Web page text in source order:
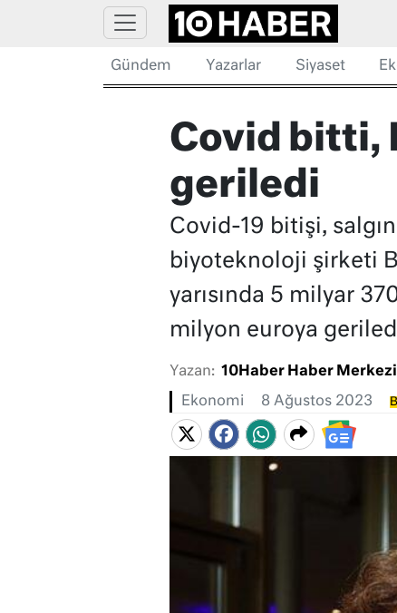
Gündem Yazarlar Siyaset
Covid bitti,
geriledi
Covid-19 bitişi,
biyoteknoloji şirketi
yarısında 5 milyar
milyon euroya
Yazan: 10Haber Haber Merkezi
Ekonomi 8 Ağustos 2023